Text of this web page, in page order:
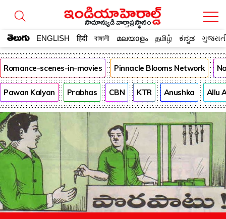
సామాన్యుడి వార్తాప్రస్థానం
తెలుగు ENGLISH हिंदी বাঙ্গালী മലയാളം தமிழ் ಕನ್ನಡ
Romance-scenes-in-movies Pinnacle Blooms Network
Pawan Kalyan Prabhas CBN KTR Anushka Allu